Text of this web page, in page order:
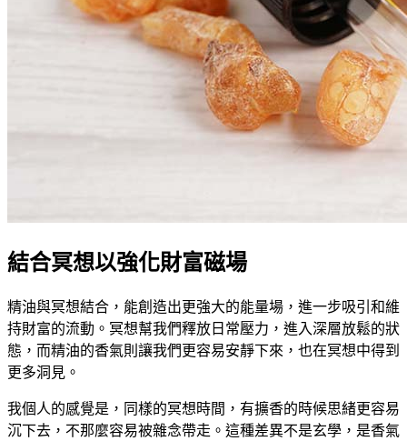
結合冥想以強化財富磁場
精油與冥想結合，能創造出更強大的能量場，進一步吸引和維
持財富的流動。冥想幫我們釋放日常壓力，進入深層放鬆的狀
態，而精油的香氣則讓我們更容易安靜下來，也在冥想中得到
更多洞見。
我個人的感覺是，同樣的冥想時間，有擴香的時候思緒更容易
沉下去，不那麼容易被雜念帶走。這種差異不是玄學，是香氣